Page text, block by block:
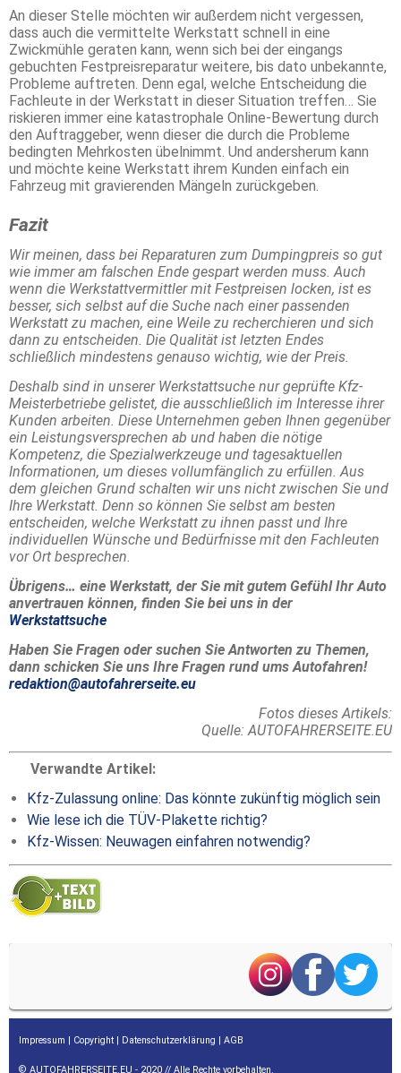
An dieser Stelle möchten wir außerdem nicht vergessen,
dass auch die vermittelte Werkstatt schnell in eine
Zwickmühle geraten kann, wenn sich bei der eingangs
gebuchten Festpreisreparatur weitere, bis dato unbekannte,
Probleme auftreten. Denn egal, welche Entscheidung die
Fachleute in der Werkstatt in dieser Situation treffen… Sie
riskieren immer eine katastrophale Online-Bewertung durch
den Auftraggeber, wenn dieser die durch die Probleme
bedingten Mehrkosten übelnimmt. Und andersherum kann
und möchte keine Werkstatt ihrem Kunden einfach ein
Fahrzeug mit gravierenden Mängeln zurückgeben.
Fazit
Wir meinen, dass bei Reparaturen zum Dumpingpreis so gut
wie immer am falschen Ende gespart werden muss. Auch
wenn die Werkstattvermittler mit Festpreisen locken, ist es
besser, sich selbst auf die Suche nach einer passenden
Werkstatt zu machen, eine Weile zu recherchieren und sich
dann zu entscheiden. Die Qualität ist letzten Endes
schließlich mindestens genauso wichtig, wie der Preis.
Deshalb sind in unserer Werkstattsuche nur geprüfte Kfz-
Meisterbetriebe gelistet, die ausschließlich im Interesse ihrer
Kunden arbeiten. Diese Unternehmen geben Ihnen gegenüber
ein Leistungsversprechen ab und haben die nötige
Kompetenz, die Spezialwerkzeuge und tagesaktuellen
Informationen, um dieses vollumfänglich zu erfüllen. Aus
dem gleichen Grund schalten wir uns nicht zwischen Sie und
Ihre Werkstatt. Denn so können Sie selbst am besten
entscheiden, welche Werkstatt zu ihnen passt und Ihre
individuellen Wünsche und Bedürfnisse mit den Fachleuten
vor Ort besprechen.
Übrigens… eine Werkstatt, der Sie mit gutem Gefühl Ihr Auto
anvertrauen können, finden Sie bei uns in der
Werkstattsuche
Haben Sie Fragen oder suchen Sie Antworten zu Themen,
dann schicken Sie uns Ihre Fragen rund ums Autofahren!
redaktion@autofahrerseite.eu
Fotos dieses Artikels:
Quelle: AUTOFAHRERSEITE.EU
Verwandte Artikel:
Kfz-Zulassung online: Das könnte zukünftig möglich sein
Wie lese ich die TÜV-Plakette richtig?
Kfz-Wissen: Neuwagen einfahren notwendig?
Impressum Copyright Datenschutzerklärung AGB
© AUTOFAHRERSEITE.EU - 2020 // Alle Rechte vorbehalten.